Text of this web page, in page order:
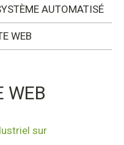
AUTOMATISÉ
WEB
WEB